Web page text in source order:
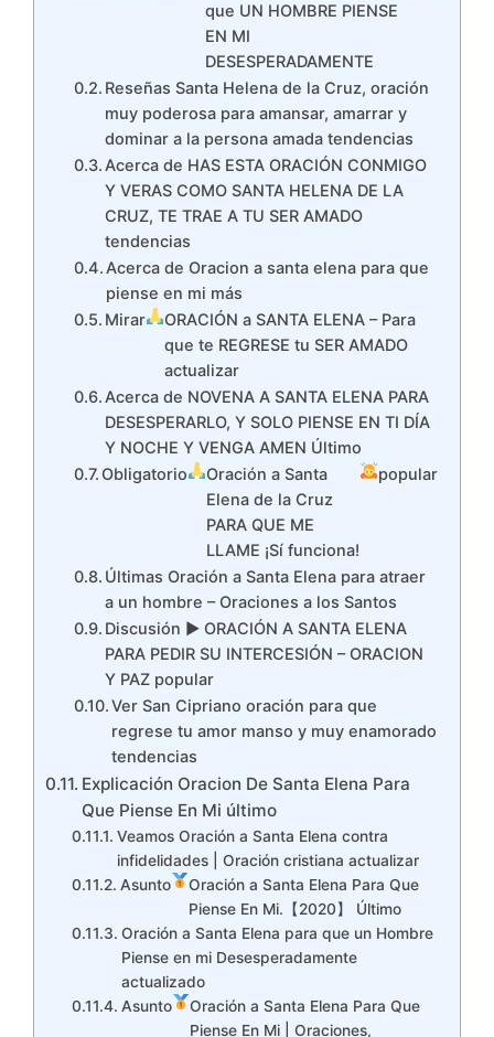
que UN HOMBRE PIENSE
EN MI
DESESPERADAMENTE
Reseñas Santa Helena de la Cruz, oración
muy poderosa para amansar, amarrar y
dominar a la persona amada tendencias
Acerca de HAS ESTA ORACIÓN CONMIGO
Y VERAS COMO SANTA HELENA DE LA
CRUZ, TE TRAE A TU SER AMADO
tendencias
Acerca de Oracion a santa elena para que
piense en mi más
Mirar
ORACIÓN a SANTA ELENA – Para
que te REGRESE tu SER AMADO
actualizar
Acerca de NOVENA A SANTA ELENA PARA
DESESPERARLO, Y SOLO PIENSE EN TI DÍA
Y NOCHE Y VENGA AMEN Último
Obligatorio
Oración a Santa
Elena de la Cruz
PARA QUE ME
LLAME ¡Sí funciona!
popular
Últimas Oración a Santa Elena para atraer
a un hombre – Oraciones a los Santos
Discusión ▶ ORACIÓN A SANTA ELENA
PARA PEDIR SU INTERCESIÓN – ORACION
Y PAZ popular
Ver San Cipriano oración para que
regrese tu amor manso y muy enamorado
tendencias
Explicación Oracion De Santa Elena Para
Que Piense En Mi último
Veamos Oración a Santa Elena contra
infidelidades | Oración cristiana actualizar
Asunto
Oración a Santa Elena Para Que
Piense En Mi.【2020】 Último
Oración a Santa Elena para que un Hombre
Piense en mi Desesperadamente
actualizado
Asunto
Oración a Santa Elena Para Que
Piense En Mi | Oraciones,